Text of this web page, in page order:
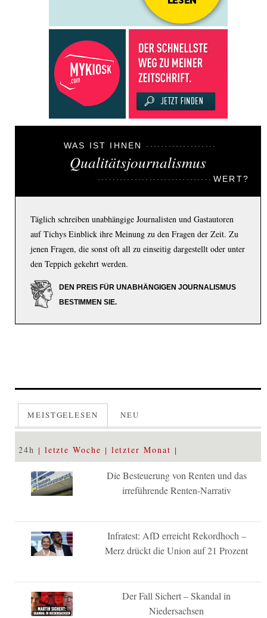
WAS IST IHNEN
Qualitätsjournalismus
WERT?
Täglich schreiben unabhängige Journalisten und Gastautoren
auf Tichys Einblick ihre Meinung zu den Fragen der Zeit. Zu
jenen Fragen, die sonst oft all zu einseitig dargestellt oder unter
den Teppich gekehrt werden.
DEN PREIS FÜR UNABHÄNGIGEN JOURNALISMUS
BESTIMMEN SIE.
MEISTGELESEN NEU
24h letzte Woche letzter Monat
Die Besteuerung von Renten und das
irreführende Renten-Narrativ
Infratest: AfD erreicht Rekordhoch –
Merz drückt die Union auf 21 Prozent
Der Fall Sichert – Skandal in
Niedersachsen